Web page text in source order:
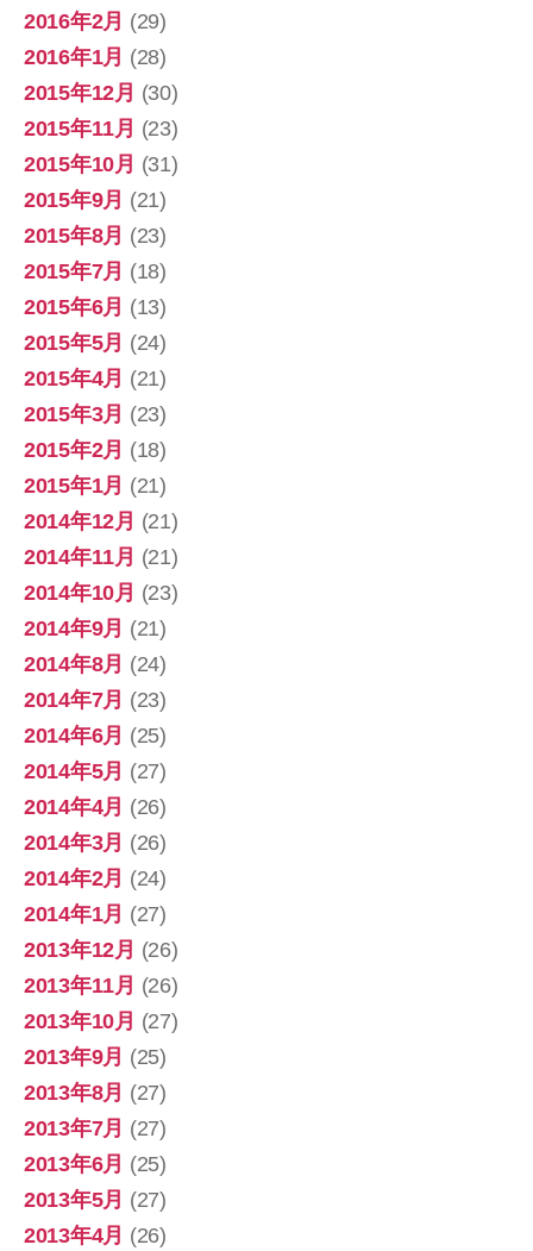
2016年2月 (29)
2016年1月 (28)
2015年12月 (30)
2015年11月 (23)
2015年10月 (31)
2015年9月 (21)
2015年8月 (23)
2015年7月 (18)
2015年6月 (13)
2015年5月 (24)
2015年4月 (21)
2015年3月 (23)
2015年2月 (18)
2015年1月 (21)
2014年12月 (21)
2014年11月 (21)
2014年10月 (23)
2014年9月 (21)
2014年8月 (24)
2014年7月 (23)
2014年6月 (25)
2014年5月 (27)
2014年4月 (26)
2014年3月 (26)
2014年2月 (24)
2014年1月 (27)
2013年12月 (26)
2013年11月 (26)
2013年10月 (27)
2013年9月 (25)
2013年8月 (27)
2013年7月 (27)
2013年6月 (25)
2013年5月 (27)
2013年4月 (26)